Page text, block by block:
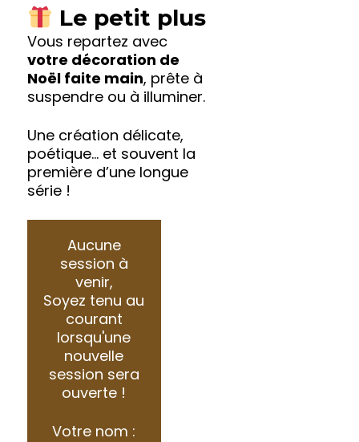
Le petit plus
Vous repartez avec
votre décoration de
Noël faite main, prête à
suspendre ou à illuminer.
Une création délicate,
poétique… et souvent la
première d’une longue
série !
Aucune
session à
venir,
Soyez tenu au
courant
lorsqu'une
nouvelle
session sera
ouverte !
Votre nom :